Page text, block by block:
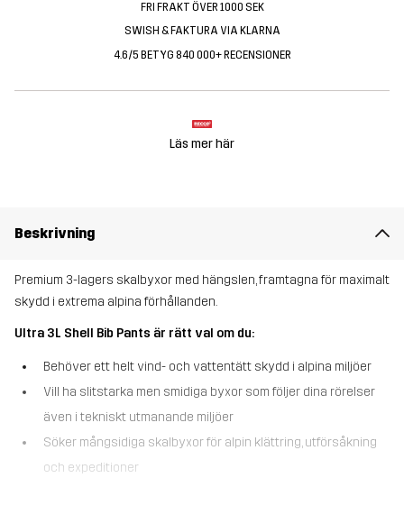
FRI FRAKT ÖVER 1000 SEK
SWISH & FAKTURA VIA KLARNA
4.6/5 BETYG 840 000+ RECENSIONER
Läs mer här
Beskrivning
Premium 3-lagers skalbyxor med hängslen, framtagna för maximalt
skydd i extrema alpina förhållanden.
Ultra 3L Shell Bib Pants är rätt val om du:
Behöver ett helt vind- och vattentätt skydd i alpina miljöer
Vill ha slitstarka men smidiga byxor som följer dina rörelser
även i tekniskt utmanande miljöer
Söker mångsidiga skalbyxor för alpin klättring, utförsåkning
och expeditioner